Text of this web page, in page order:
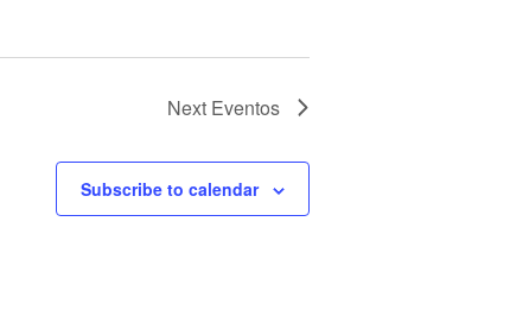
Next Eventos
Subscribe to calendar